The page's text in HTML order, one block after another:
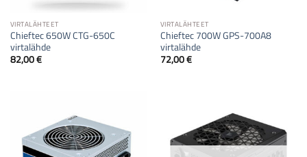
VIRTALÄHTEET
Chieftec 650W CTG-650C
virtalähde
82,00€
VIRTALÄHTEET
Chieftec 700W GPS-700A8
virtalähde
72,00€